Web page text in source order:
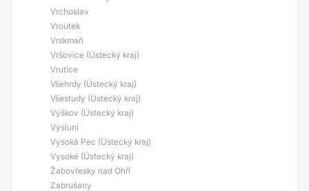
Vrchoslav
Vroutek
Vrskmaň
Vršovice (Ústecký kraj)
Vrutice
Všehrdy (Ústecký kraj)
Všestudy (Ústecký kraj)
Výškov (Ústecký kraj)
Výsluní
Vysoká Pec (Ústecký kraj)
Vysoké (Ústecký kraj)
Žabovřesky nad Ohří
Zabrušany